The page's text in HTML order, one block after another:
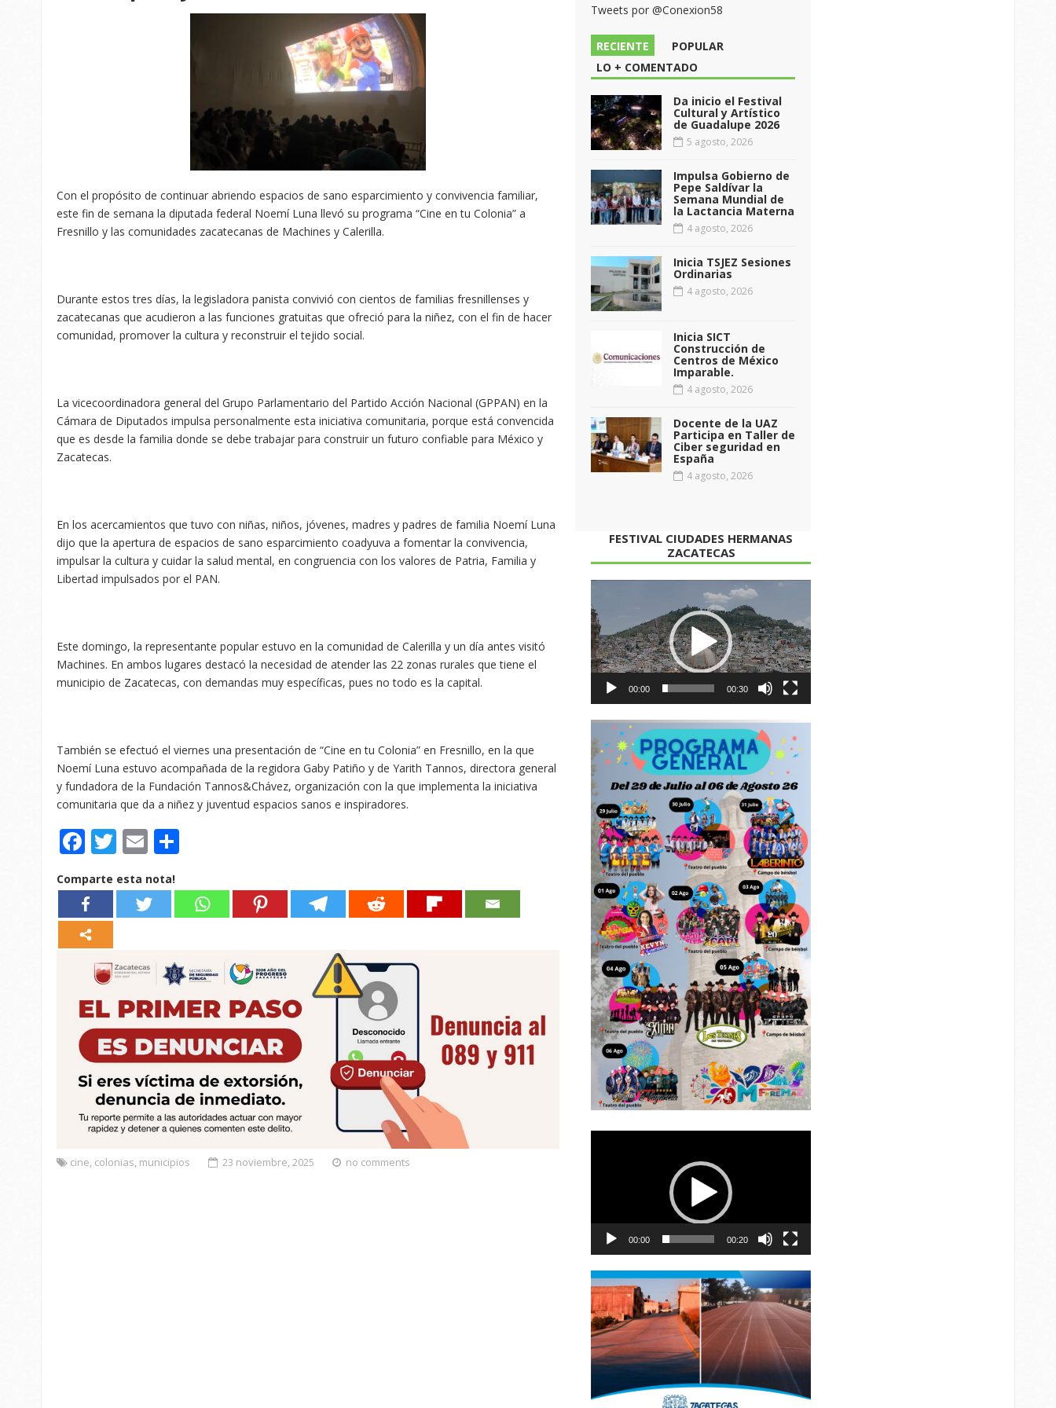
Con el propósito de continuar abriendo espacios de sano esparcimiento y convivencia familiar,
este fin de semana la diputada federal Noemí Luna llevó su programa “Cine en tu Colonia” a
Fresnillo y las comunidades zacatecanas de Machines y Calerilla.
Durante estos tres días, la legisladora panista convivió con cientos de familias fresnillenses y
zacatecanas que acudieron a las funciones gratuitas que ofreció para la niñez, con el fin de hacer
comunidad, promover la cultura y reconstruir el tejido social.
La vicecoordinadora general del Grupo Parlamentario del Partido Acción Nacional (GPPAN) en la
Cámara de Diputados impulsa personalmente esta iniciativa comunitaria, porque está convencida
que es desde la familia donde se debe trabajar para construir un futuro confiable para México y
Zacatecas.
En los acercamientos que tuvo con niñas, niños, jóvenes, madres y padres de familia Noemí Luna
dijo que la apertura de espacios de sano esparcimiento coadyuva a fomentar la convivencia,
impulsar la cultura y cuidar la salud mental, en congruencia con los valores de Patria, Familia y
Libertad impulsados por el PAN.
Este domingo, la representante popular estuvo en la comunidad de Calerilla y un día antes visitó
Machines. En ambos lugares destacó la necesidad de atender las 22 zonas rurales que tiene el
municipio de Zacatecas, con demandas muy específicas, pues no todo es la capital.
También se efectuó el viernes una presentación de “Cine en tu Colonia” en Fresnillo, en la que
Noemí Luna estuvo acompañada de la regidora Gaby Patiño y de Yarith Tannos, directora general
y fundadora de la Fundación Tannos&Chávez, organización con la que implementa la iniciativa
comunitaria que da a niñez y juventud espacios sanos e inspiradores.
Facebook
Twitter
Email
Comparte esta nota!
cine, colonias, municipios 23 noviembre, 2025 no comments
Tweets por @Conexion58
RECIENTE
POPULAR
LO + COMENTADO
Da inicio el Festival
Cultural y Artístico
de Guadalupe 2026
5 agosto, 2026
Impulsa Gobierno de
Pepe Saldívar la
Semana Mundial de
la Lactancia Materna
4 agosto, 2026
Inicia TSJEZ Sesiones
Ordinarias
4 agosto, 2026
Inicia SICT
Construcción de
Centros de México
Imparable.
4 agosto, 2026
Docente de la UAZ
Participa en Taller de
Ciber seguridad en
España
4 agosto, 2026
FESTIVAL CIUDADES HERMANAS
ZACATECAS
de
vídeo
00:00 00:30
00:00 00:20